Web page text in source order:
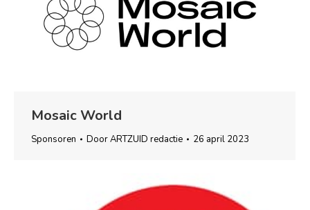
Mosaic World
Sponsoren DoorARTZUID redactie 26 april 2023